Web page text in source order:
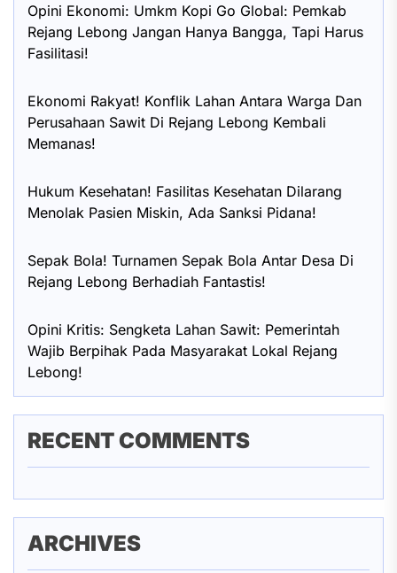
Opini Ekonomi: Umkm Kopi Go Global: Pemkab
Rejang Lebong Jangan Hanya Bangga, Tapi Harus
Fasilitasi!
Ekonomi Rakyat! Konflik Lahan Antara Warga Dan
Perusahaan Sawit Di Rejang Lebong Kembali
Memanas!
Hukum Kesehatan! Fasilitas Kesehatan Dilarang
Menolak Pasien Miskin, Ada Sanksi Pidana!
Sepak Bola! Turnamen Sepak Bola Antar Desa Di
Rejang Lebong Berhadiah Fantastis!
Opini Kritis: Sengketa Lahan Sawit: Pemerintah
Wajib Berpihak Pada Masyarakat Lokal Rejang
Lebong!
RECENT COMMENTS
ARCHIVES